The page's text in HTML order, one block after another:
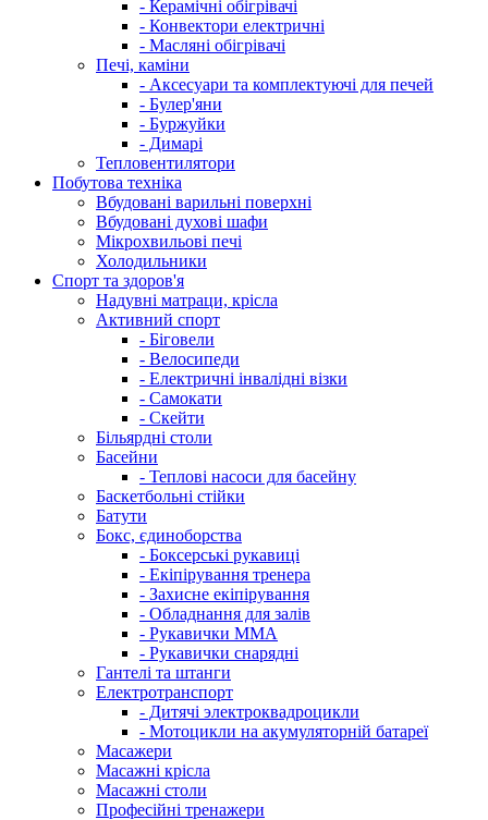
- Керамічні обігрівачі
- Конвектори електричні
- Масляні обігрівачі
Печі, каміни
- Аксесуари та комплектуючі для печей
- Булер'яни
- Буржуйки
- Димарі
Тепловентилятори
Побутова техніка
Вбудовані варильні поверхні
Вбудовані духові шафи
Мікрохвильові печі
Холодильники
Спорт та здоров'я
Надувні матраци, крісла
Активний спорт
- Біговели
- Велосипеди
- Електричні інвалідні візки
- Самокати
- Скейти
Більярдні столи
Басейни
- Теплові насоси для басейну
Баскетбольні стійки
Батути
Бокс, єдиноборства
- Боксерські рукавиці
- Екіпірування тренера
- Захисне екіпірування
- Обладнання для залів
- Рукавички ММА
- Рукавички снарядні
Гантелі та штанги
Електротранспорт
- Дитячі электроквадроцикли
- Мотоцикли на акумуляторній батареї
Масажери
Масажні крісла
Масажні столи
Професійні тренажери